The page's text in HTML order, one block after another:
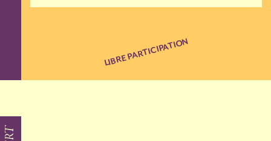
LIBRE PARTICIPATION